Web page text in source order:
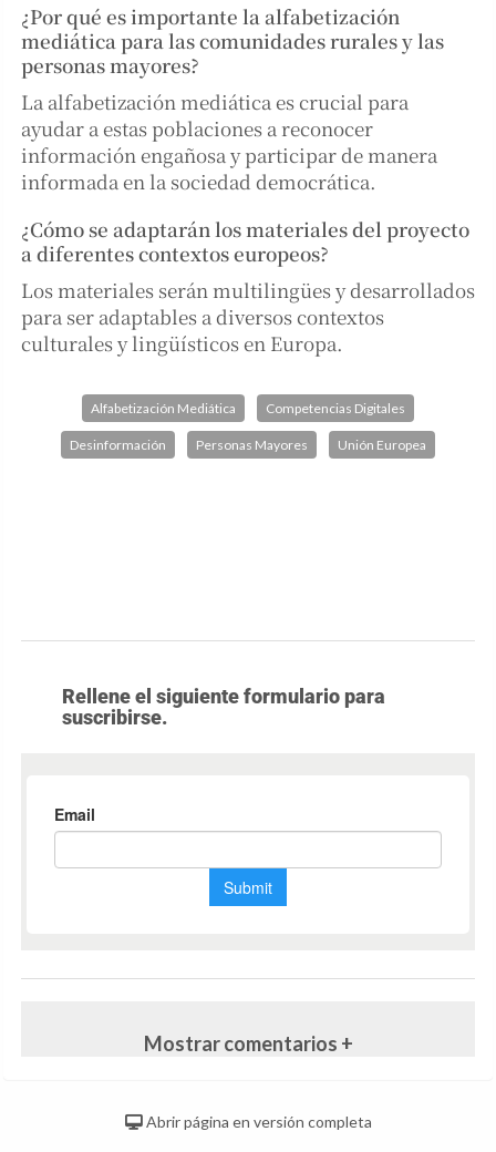
¿Por qué es importante la alfabetización
mediática para las comunidades rurales y las
personas mayores?
La alfabetización mediática es crucial para
ayudar a estas poblaciones a reconocer
información engañosa y participar de manera
informada en la sociedad democrática.
¿Cómo se adaptarán los materiales del proyecto
a diferentes contextos europeos?
Los materiales serán multilingües y desarrollados
para ser adaptables a diversos contextos
culturales y lingüísticos en Europa.
Alfabetización Mediática Competencias Digitales
Desinformación Personas Mayores Unión Europea
Rellene el siguiente formulario para
suscribirse.
Mostrar comentarios +
Abrir página en versión completa